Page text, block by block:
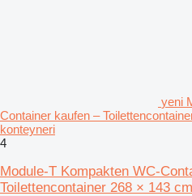
yeni
Container kaufen –
konteyneri
4
Module-T Kompakten WC-
Toilettencontainer 268 × 143 cm